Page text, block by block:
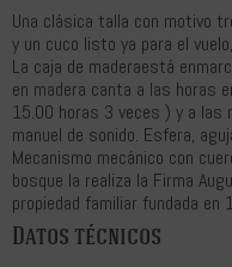
Una clásica talla con motivo
y un cuco listo ya para el
La caja de maderaestá
en madera canta a las horas
15.00 horas 3 veces ) y a las
manuel de sonido. Esfera,
Mecanismo mecánico con
bosque la realiza la Firma
propiedad familiar fundada en
Datos técnicos